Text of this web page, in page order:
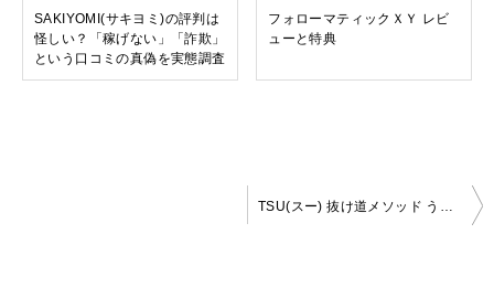
SAKIYOMI(サキヨミ)の評判は
怪しい？「稼げない」「詐欺」
という口コミの真偽を実態調査
フォローマティックＸＹ レビ
ューと特典